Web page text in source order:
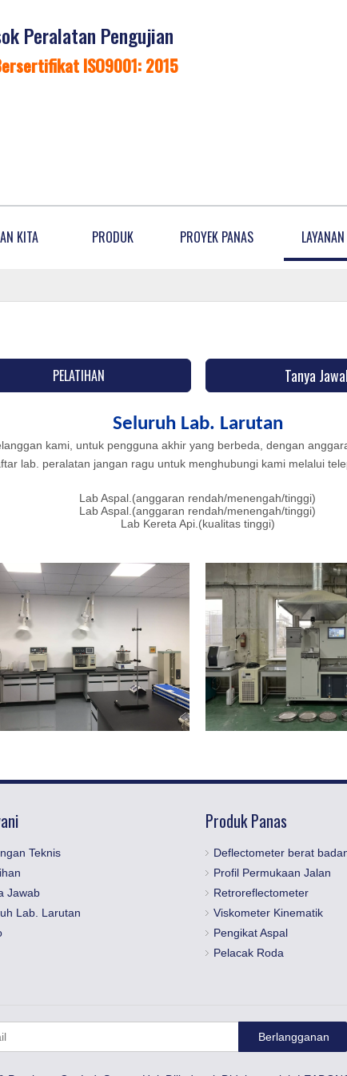
Peralatan Pengujian
ISO9001: 2015
KITA PRODUK PROYEK PANAS LAYANAN
PELATIHAN Tanya
Seluruh Lab. Larutan
kami, untuk pengguna akhir yang berbeda, dengan
lab. peralatan jangan ragu untuk menghubungi kami melalui
Lab Aspal.(anggaran rendah/menengah/tinggi)
Lab Aspal.(anggaran rendah/menengah/tinggi)
Lab Kereta Api.(kualitas tinggi)
Teknis
Jawab
Lab. Larutan
Produk Panas
Deflectometer berat
Profil Permukaan Jalan
Retroreflectometer
Viskometer Kinematik
Pengikat Aspal
Pelacak Roda
Berlangganan